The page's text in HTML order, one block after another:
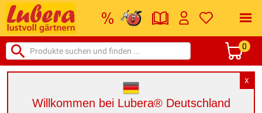
0
X
Willkommen bei Lubera® Deutschland